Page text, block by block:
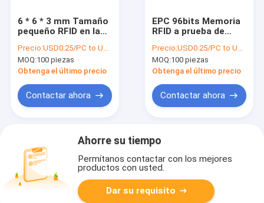
6 * 6 * 3 mm Tamaño
pequeño RFID en la
para herramienta de
metal 0,8m alcance
de lectura
Precio:USD0.25/PC to USD0.5/PC
MOQ:100 piezas
Obtenga el último precio
Contactar ahora
EPC 96bits Memoria
RFID a prueba de
de metal Alien H3
Precio:USD0.25/PC to USD0.5/PC
MOQ:100 piezas
Obtenga el último precio
Contactar ahora
Ahorre su tiempo
Permítanos contactar con los mejores
productos con usted.
Dar su requisito